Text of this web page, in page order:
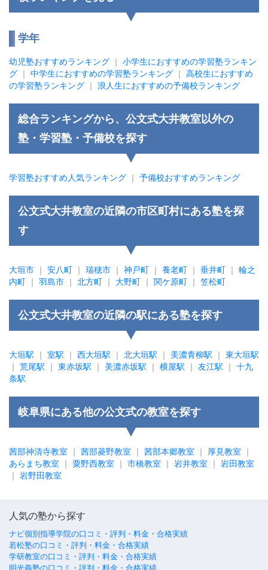
学年
幼児塾おすすめランキング ｜ 小学生におすすめの学習塾ランキン
グ ｜ 中学生におすすめの学習塾ランキング ｜ 高校生におすすめ
の学習塾ランキング ｜ 浪人生におすすめの予備校ランキング
総合ランキングから、公文式大井教室以外の
塾・学習塾・予備校を探す
学習塾おすすめ人気ランキング ｜ 予備校おすすめランキング
公文式大井教室の近隣の市区町村にある塾を探
す
大垣市 ｜ 安八町 ｜ 瑞穂市 ｜ 神戸町 ｜ 養老町 ｜ 垂井町 ｜ 輪之
内町 ｜ 羽島市 ｜ 北方町 ｜ 大野町 ｜ 関ケ原町 ｜ 笠松町
公文式大井教室の近隣の駅にある塾を探す
大垣駅 ｜ 室駅 ｜ 西大垣駅 ｜ 北大垣駅 ｜ 美濃青柳駅 ｜ 東大垣駅
｜ 荒尾駅 ｜ 東赤坂駅 ｜ 美濃赤坂駅 ｜ 横屋駅 ｜ 友江駅 ｜ 十九
条駅
岐阜県にある他の公文式の教室を探す
茜部神清寺教室 ｜ 茜部菱野教室 ｜ 茜部本郷教室 ｜ 厚見教室 ｜
あらまち教室 ｜ 粟野西教室 ｜ 市橋教室 ｜ 岩井教室 ｜ 岩田教室
｜ 岩野田教室
人気の塾から探す
ナビ個別指導学院の口コミ・評判・料金・合格実績
若松塾の口コミ・評判・料金・合格実績
学研教室の口コミ・評判・料金・合格実績
明光義塾の口コミ・評判・料金・合格実績